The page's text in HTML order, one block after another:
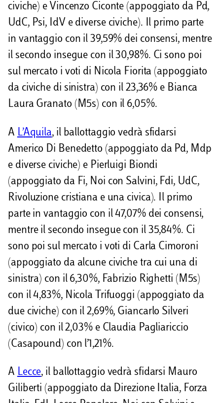
civiche) e Vincenzo Ciconte (appoggiato da Pd,
UdC, Psi, IdV e diverse civiche). Il primo parte
in vantaggio con il 39,59% dei consensi, mentre
il secondo insegue con il 30,98%. Ci sono poi
sul mercato i voti di Nicola Fiorita (appoggiato
da civiche di sinistra) con il 23,36% e Bianca
Laura Granato (M5s) con il 6,05%.
A L’Aquila, il ballottaggio vedrà sfidarsi
Americo Di Benedetto (appoggiato da Pd, Mdp
e diverse civiche) e Pierluigi Biondi
(appoggiato da Fi, Noi con Salvini, Fdi, UdC,
Rivoluzione cristiana e una civica). Il primo
parte in vantaggio con il 47,07% dei consensi,
mentre il secondo insegue con il 35,84%. Ci
sono poi sul mercato i voti di Carla Cimoroni
(appoggiato da alcune civiche tra cui una di
sinistra) con il 6,30%, Fabrizio Righetti (M5s)
con il 4,83%, Nicola Trifuoggi (appoggiato da
due civiche) con il 2,69%, Giancarlo Silveri
(civico) con il 2,03% e Claudia Pagliariccio
(Casapound) con l’1,21%.
A Lecce, il ballottaggio vedrà sfidarsi Mauro
Giliberti (appoggiato da Direzione Italia, Forza